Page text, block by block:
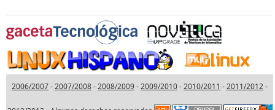
2006/2007-2007/2008-2008/2009-2009/2010-2010/2011 -2011/2012-